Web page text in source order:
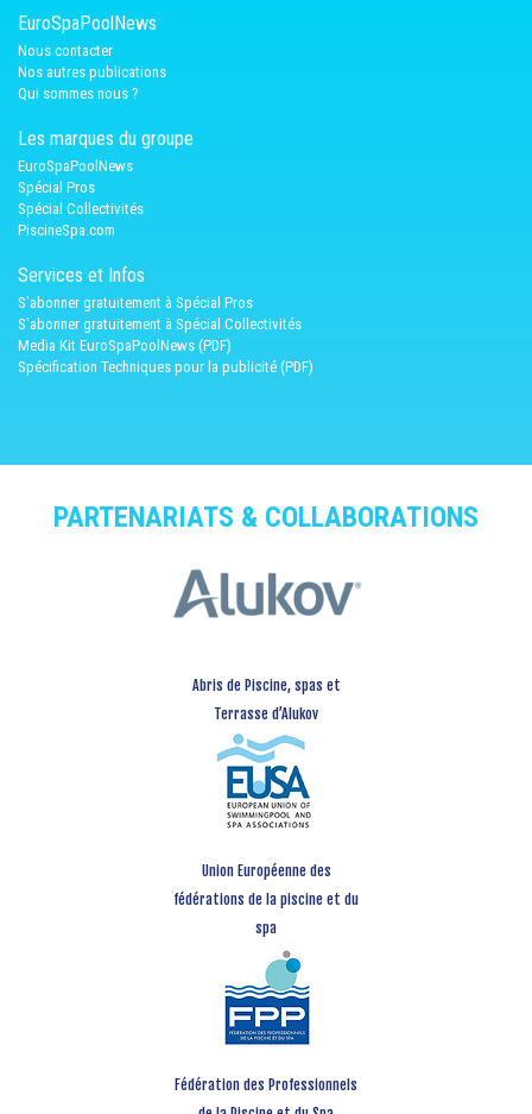
EuroSpaPoolNews
Nous contacter
Nos autres publications
Qui sommes nous ?
Les marques du groupe
EuroSpaPoolNews
Spécial Pros
Spécial Collectivités
PiscineSpa.com
Services et Infos
S'abonner gratuitement à Spécial Pros
S'abonner gratuitement à Spécial Collectivités
Media Kit EuroSpaPoolNews (PDF)
Spécification Techniques pour la publicité (PDF)
PARTENARIATS & COLLABORATIONS
Abris de Piscine, spas et
Terrasse d’Alukov
Union Européenne des
fédérations de la piscine et du
spa
Fédération des Professionnels